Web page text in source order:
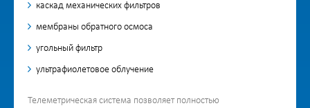
каскад механических фильтров
мембраны обратного осмоса
угольный фильтр
ультрафиолетовое облучение
Телеметрическая система позволяет полностью